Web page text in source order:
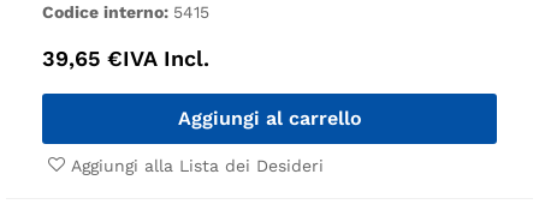
Codice interno: 5415
39,65 €IVA Incl.
Aggiungi al carrello
Aggiungi alla Lista dei Desideri